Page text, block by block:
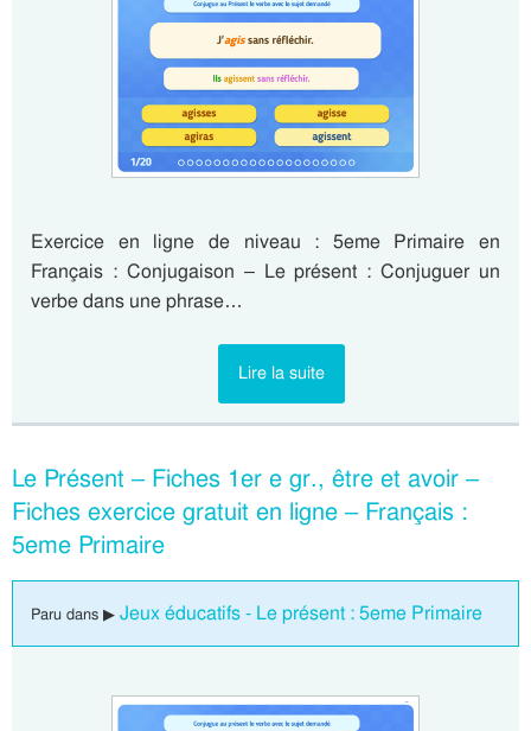
Exercice en ligne de niveau : 5eme Primaire en
Français : Conjugaison – Le présent : Conjuguer un
verbe dans une phrase…
Lire la suite
Le Présent – Fiches 1er e gr., être et avoir –
Fiches exercice gratuit en ligne – Français :
5eme Primaire
Paru dans ▶ Jeux éducatifs - Le présent : 5eme Primaire